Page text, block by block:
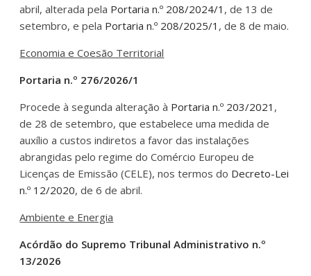
abril, alterada pela Portaria n.º 208/2024/1 , de 13 de
setembro, e pela Portaria n.º 208/2025/1 , de 8 de maio.
Economia e Coesão Territorial
Portaria n.º 276/2026/1
Procede à segunda alteração à Portaria n.º 203/2021 ,
de 28 de setembro, que estabelece uma medida de
auxílio a custos indiretos a favor das instalações
abrangidas pelo regime do Comércio Europeu de
Licenças de Emissão (CELE), nos termos do Decreto-Lei
n.º 12/2020, de 6 de abril.
Ambiente e Energia
Acórdão do Supremo Tribunal Administrativo n.º
13/2026